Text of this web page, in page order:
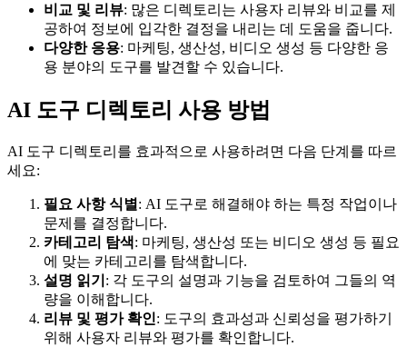
비교 및 리뷰: 많은 디렉토리는 사용자 리뷰와 비교를 제
공하여 정보에 입각한 결정을 내리는 데 도움을 줍니다.
다양한 응용: 마케팅, 생산성, 비디오 생성 등 다양한 응
용 분야의 도구를 발견할 수 있습니다.
AI 도구 디렉토리 사용 방법
AI 도구 디렉토리를 효과적으로 사용하려면 다음 단계를 따르
세요:
필요 사항 식별 : AI 도구로 해결해야 하는 특정 작업이나
문제를 결정합니다.
카테고리 탐색: 마케팅, 생산성 또는 비디오 생성 등 필요
에 맞는 카테고리를 탐색합니다.
설명 읽기 : 각 도구의 설명과 기능을 검토하여 그들의 역
량을 이해합니다.
리뷰 및 평가 확인: 도구의 효과성과 신뢰성을 평가하기
위해 사용자 리뷰와 평가를 확인합니다.